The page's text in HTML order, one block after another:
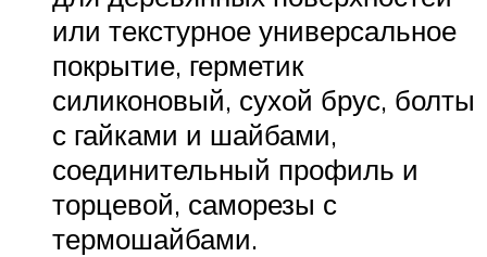
или текстурное универсальное
покрытие, герметик
силиконовый, сухой брус, болты
с гайками и шайбами,
соединительный профиль и
торцевой, саморезы с
термошайбами.